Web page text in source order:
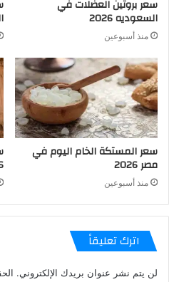
سعر بروتين العضلات في
السعوديه 2026
منذ أسبوعين
سعر المستكة الخام اليوم في
مصر 2026
منذ أسبوعين
اترك تعليقاً
لن يتم نشر عنوان بريدك الإلكتروني.